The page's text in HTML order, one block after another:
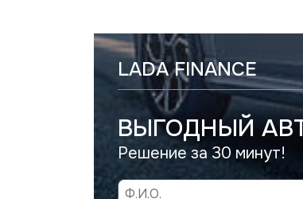
LADA FINANCE
ВЫГОДНЫЙ
Решение за 30 минут!